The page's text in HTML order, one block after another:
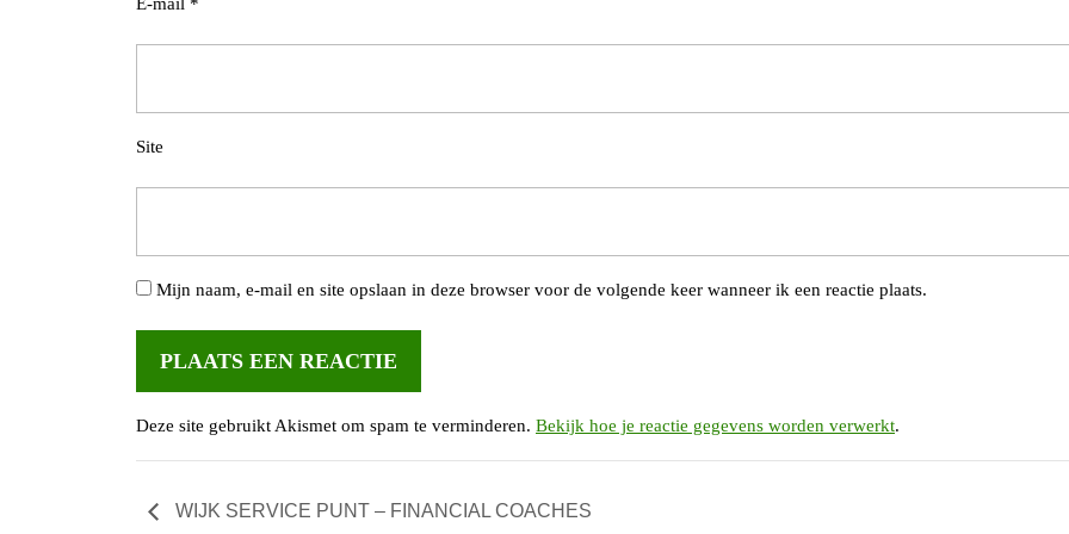
Site
Mijn naam, e-mail en site opslaan in deze browser voor de volgende keer wanneer ik een reactie plaats.
Deze site gebruikt Akismet om spam te verminderen. Bekijk hoe je reactie gegevens worden verwerkt.
WIJK SERVICE PUNT – FINANCIAL COACHES